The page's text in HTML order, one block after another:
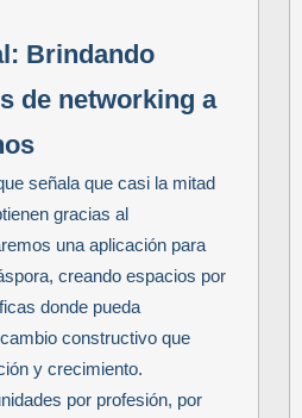
Brindando
de networking a
señala que casi la mitad
gracias al
una aplicación para
creando espacios por
donde pueda
constructivo que
y crecimiento.
por profesión, por